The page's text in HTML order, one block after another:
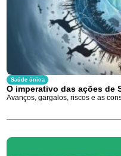
Saúde única
O imperativo das ações de
Avanços, gargalos, riscos e as